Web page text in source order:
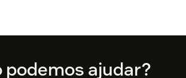
podemos ajudar?